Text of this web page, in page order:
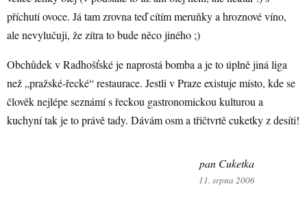
příchutí ovoce. Já tam zrovna teď cítím meruňky a hroznové víno,
ale nevylučuji, že zítra to bude něco jiného ;)
Obchůdek v Radhošťské je naprostá bomba a je to úplně jiná liga
než „pražské-řecké“ restaurace. Jestli v Praze existuje místo, kde se
člověk nejlépe seznámí s řeckou gastronomickou kulturou a
kuchyní tak je to právě tady. Dávám osm a třičtvrtě cuketky z desíti!
pan Cuketka
11. srpna 2006